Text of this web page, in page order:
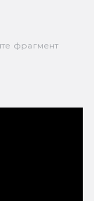
фрагмент